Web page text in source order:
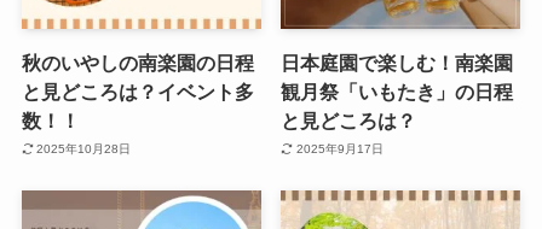
秋のいやしの南楽園の日程
と見どころは？イベント多
数！！
2025年10月28日
日本庭園で楽しむ！南楽園
観月祭「いもたき」の日程
と見どころは？
2025年9月17日